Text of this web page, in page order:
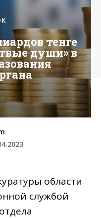
тенге
души» в
области
службой